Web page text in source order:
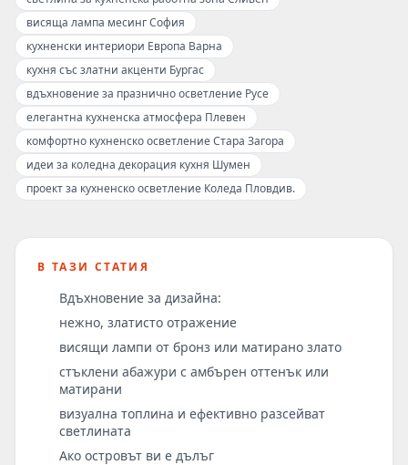
висяща лампа месинг София
кухненски интериори Европа Варна
кухня със златни акценти Бургас
вдъхновение за празнично осветление Русе
елегантна кухненска атмосфера Плевен
комфортно кухненско осветление Стара Загора
идеи за коледна декорация кухня Шумен
проект за кухненско осветление Коледа Пловдив.
В ТАЗИ СТАТИЯ
Вдъхновение за дизайна:
нежно, златисто отражение
висящи лампи от бронз или матирано злато
стъклени абажури с амбърен оттенък или
матирани
визуална топлина и ефективно разсейват
светлината
Ако островът ви е дълъг